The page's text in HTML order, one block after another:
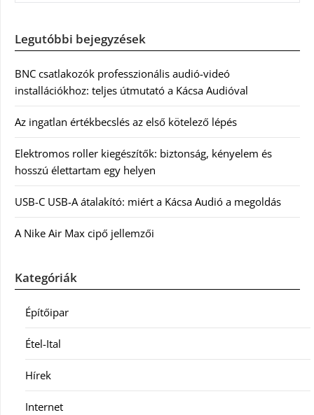
Legutóbbi bejegyzések
BNC csatlakozók professzionális audió-videó
installációkhoz: teljes útmutató a Kácsa Audióval
Az ingatlan értékbecslés az első kötelező lépés
Elektromos roller kiegészítők: biztonság, kényelem és
hosszú élettartam egy helyen
USB-C USB-A átalakító: miért a Kácsa Audió a megoldás
A Nike Air Max cipő jellemzői
Kategóriák
Építőipar
Étel-Ital
Hírek
Internet